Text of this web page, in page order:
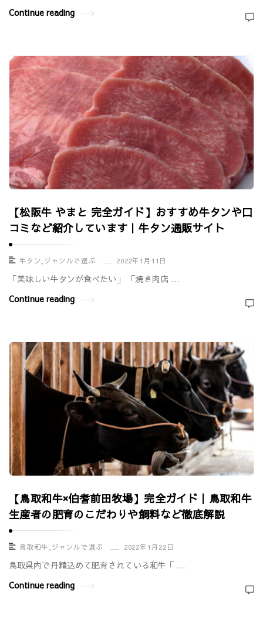
Continue reading
【松阪牛 やまと 完全ガイド】おすすめ牛タンや口
コミなど紹介しています｜牛タン通販サイト
牛タン ジャンルで選ぶ 2022年1月11日
「美味しい牛タンが食べたい」 「焼き肉店 …
Continue reading
【鳥取和牛×伯耆前田牧場】完全ガイド｜鳥取和牛
生産者の肥育のこだわりや飼料など徹底解説
鳥取和牛 ジャンルで選ぶ 2022年1月22日
鳥取県内で丹精込めて肥育されている和牛「 …
Continue reading